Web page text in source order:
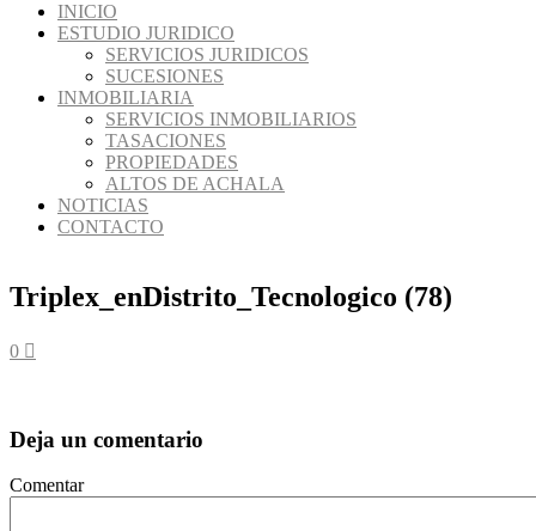
INICIO
ESTUDIO JURIDICO
SERVICIOS JURIDICOS
SUCESIONES
INMOBILIARIA
SERVICIOS INMOBILIARIOS
TASACIONES
PROPIEDADES
ALTOS DE ACHALA
NOTICIAS
CONTACTO
Triplex_enDistrito_Tecnologico (78)
0
Deja un comentario
Comentar